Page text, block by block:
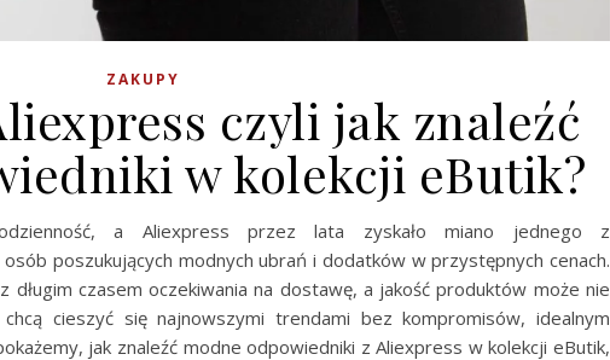
ZAKUPY
czyli jak znaleźć
w kolekcji eButik?
a Aliexpress przez lata zyskało miano jednego z
poszukujących modnych ubrań i dodatków w przystępnych cenach.
czasem oczekiwania na dostawę, a jakość produktów może nie
cieszyć się najnowszymi trendami bez kompromisów, idealnym
jak znaleźć modne odpowiedniki z Aliexpress w kolekcji eButik,